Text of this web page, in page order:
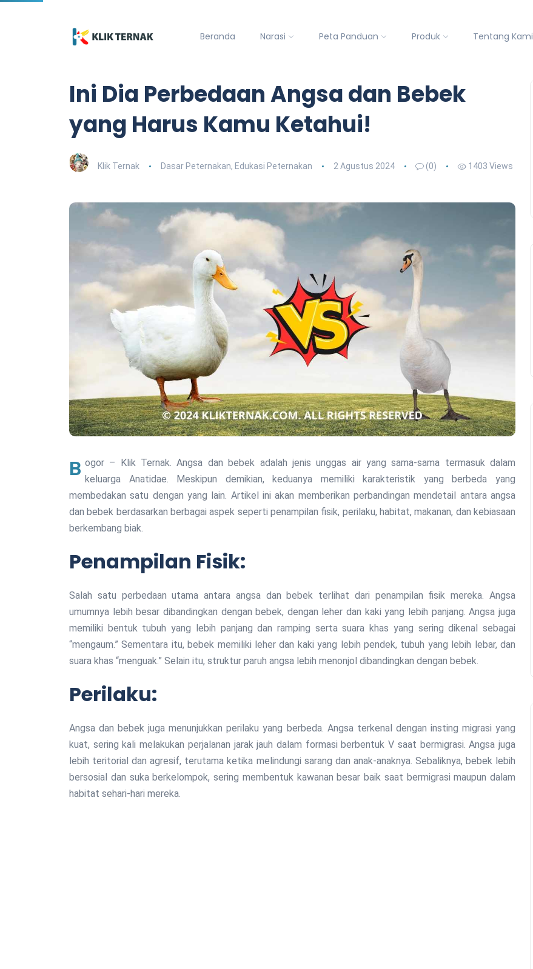
Beranda Narasi Peta Panduan Produk Tentang Kami
Ini Dia Perbedaan Angsa dan Bebek
yang Harus Kamu Ketahui!
Klik Ternak Dasar Peternakan, Edukasi Peternakan 2 Agustus 2024 (0) 1403 Views
Bogor – Klik Ternak. Angsa dan bebek adalah jenis unggas air yang sama-sama termasuk dalam keluarga Anatidae. Meskipun demikian, keduanya memiliki karakteristik yang berbeda yang
membedakan satu dengan yang lain. Artikel ini akan memberikan perbandingan mendetail antara angsa
dan bebek berdasarkan berbagai aspek seperti penampilan fisik, perilaku, habitat, makanan, dan kebiasaan
berkembang biak.
Penampilan Fisik:
Salah satu perbedaan utama antara angsa dan bebek terlihat dari penampilan fisik mereka. Angsa
umumnya lebih besar dibandingkan dengan bebek, dengan leher dan kaki yang lebih panjang. Angsa juga
memiliki bentuk tubuh yang lebih panjang dan ramping serta suara khas yang sering dikenal sebagai
“mengaum.” Sementara itu, bebek memiliki leher dan kaki yang lebih pendek, tubuh yang lebih lebar, dan
suara khas “menguak.” Selain itu, struktur paruh angsa lebih menonjol dibandingkan dengan bebek.
Perilaku:
Angsa dan bebek juga menunjukkan perilaku yang berbeda. Angsa terkenal dengan insting migrasi yang
kuat, sering kali melakukan perjalanan jarak jauh dalam formasi berbentuk V saat bermigrasi. Angsa juga
lebih teritorial dan agresif, terutama ketika melindungi sarang dan anak-anaknya. Sebaliknya, bebek lebih
bersosial dan suka berkelompok, sering membentuk kawanan besar baik saat bermigrasi maupun dalam
habitat sehari-hari mereka.